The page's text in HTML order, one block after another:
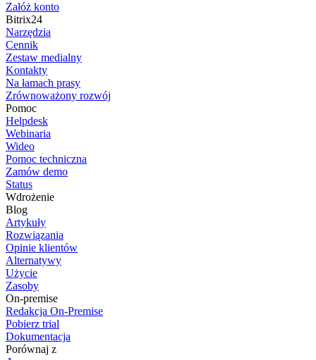
Załóż konto
Bitrix24
Narzędzia
Cennik
Zestaw medialny
Kontakty
Na łamach prasy
Zrównoważony rozwój
Pomoc
Helpdesk
Webinaria
Wideo
Pomoc techniczna
Zamów demo
Status
Wdrożenie
Blog
Artykuły
Rozwiązania
Opinie klientów
Alternatywy
Użycie
Zasoby
On-premise
Redakcja On-Premise
Pobierz trial
Dokumentacja
Porównaj z